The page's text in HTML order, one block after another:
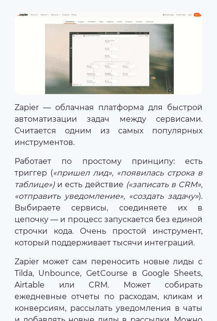
Zapier — облачная платформа для быстрой
автоматизации задач между сервисами.
Считается одним из самых популярных
инструментов.
Работает по простому принципу: есть
триггер («пришел лид», «появилась строка в
таблице»)и есть действие («записать в CRM»,
«отправить уведомление», «создать задачу»).
Выбираете сервисы, соединяете их в
цепочку — и процесс запускается без единой
строчки кода. Очень простой инструмент,
который поддерживает тысячи интеграций.
Zapier может сам переносить новые лиды с
Tilda, Unbounce, GetCourse в Google Sheets,
Airtable или CRM. Может собирать
ежедневные отчеты по расходам, кликам и
конверсиям, рассылать уведомления в чаты